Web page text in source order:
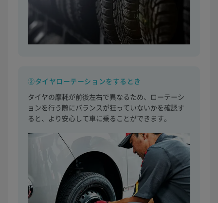
②タイヤローテーションをするとき
タイヤの摩耗が前後左右で異なるため、ローテーシ
ョンを行う際にバランスが狂っていないかを確認す
ると、より安心して車に乗ることができます。